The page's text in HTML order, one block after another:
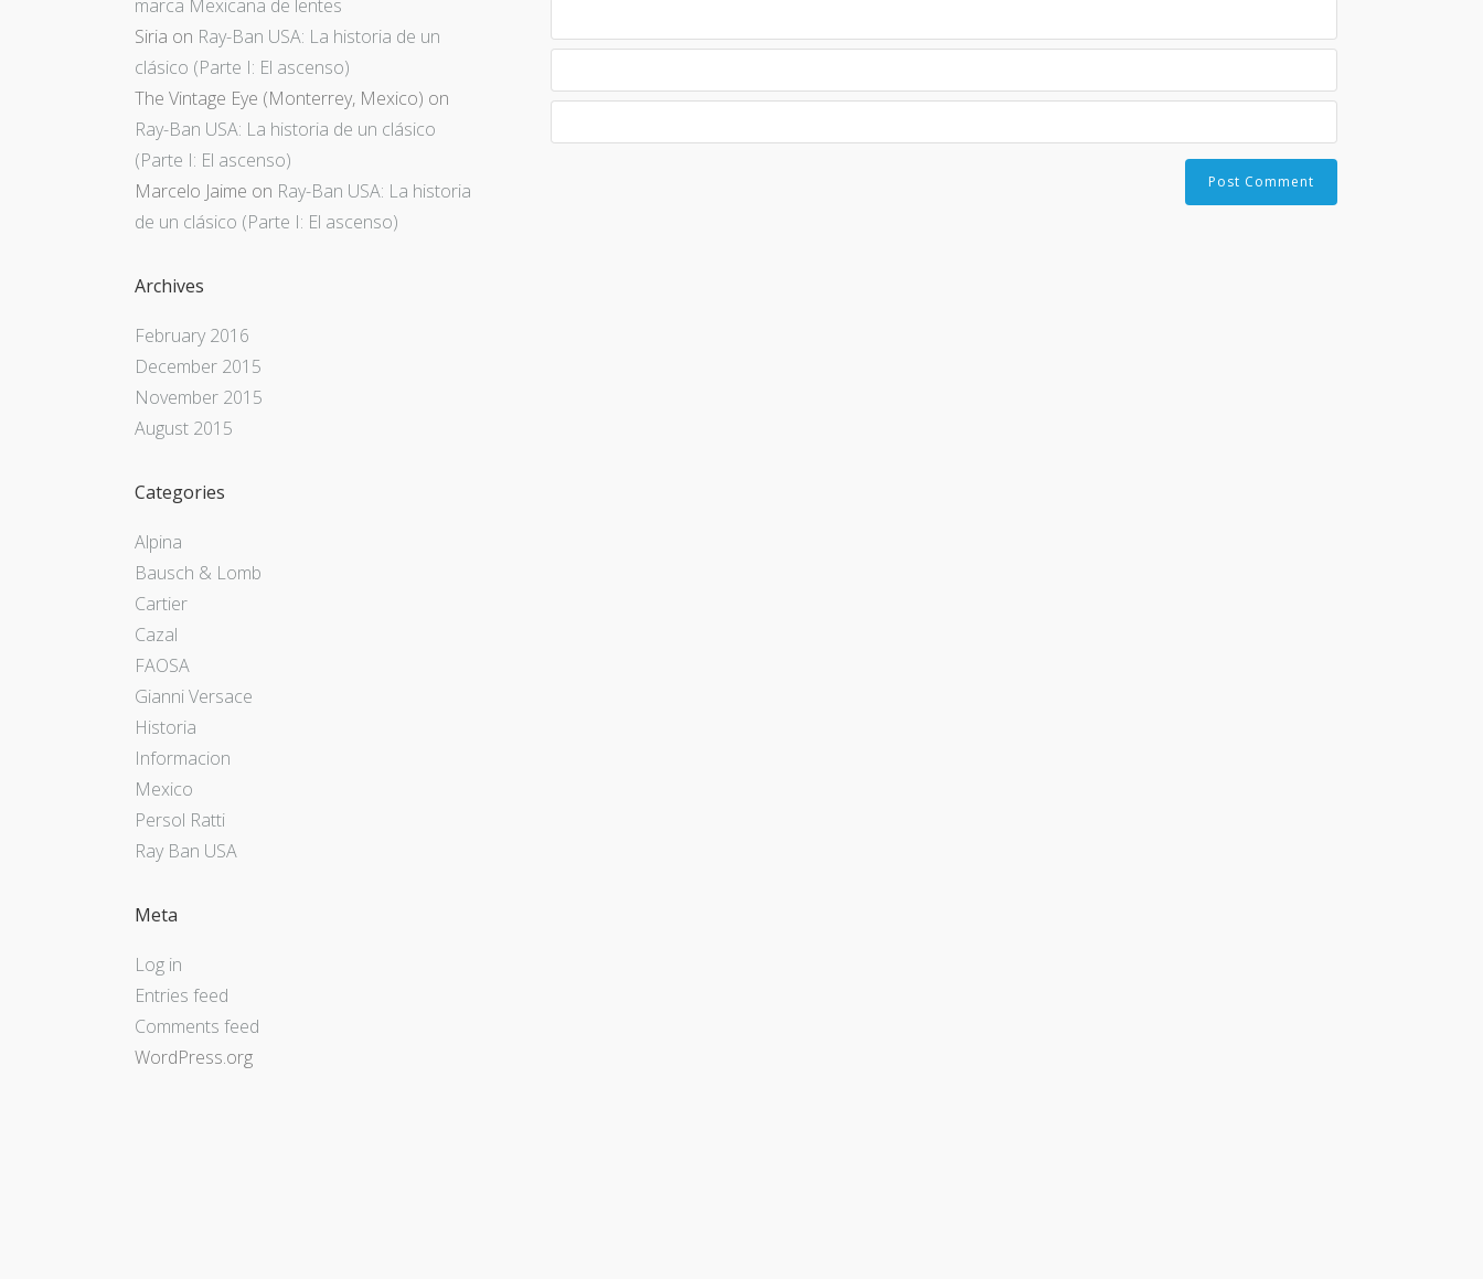
marca Mexicana de lentes
Siria on Ray-Ban USA: La historia de un
clásico (Parte I: El ascenso)
The Vintage Eye (Monterrey, Mexico) on
Ray-Ban USA: La historia de un clásico
(Parte I: El ascenso)
Marcelo Jaime on Ray-Ban USA: La historia
de un clásico (Parte I: El ascenso)
Archives
February 2016
December 2015
November 2015
August 2015
Categories
Alpina
Bausch & Lomb
Cartier
Cazal
FAOSA
Gianni Versace
Historia
Informacion
Mexico
Persol Ratti
Ray Ban USA
Meta
Log in
Entries feed
Comments feed
WordPress.org